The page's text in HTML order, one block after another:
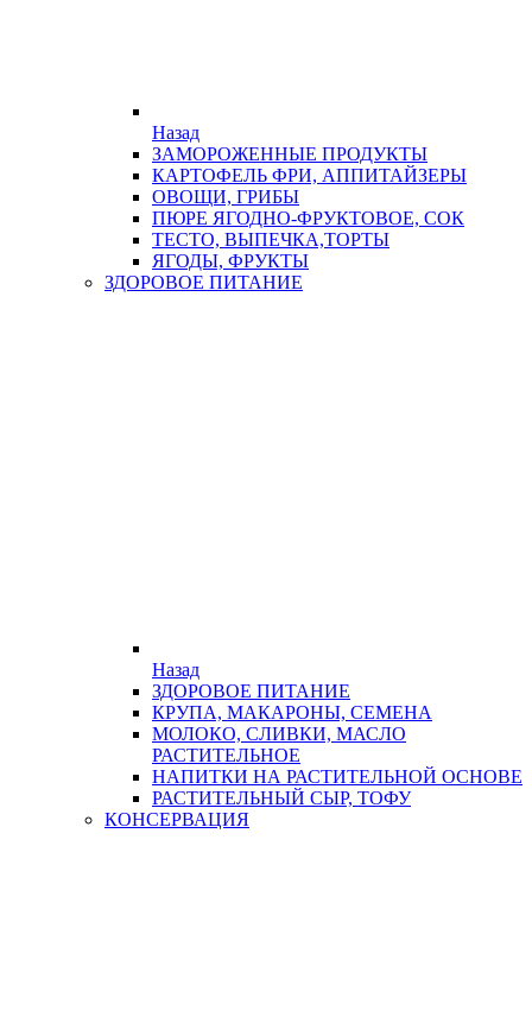
Назад
ЗАМОРОЖЕННЫЕ ПРОДУКТЫ
КАРТОФЕЛЬ ФРИ, АППИТАЙЗЕРЫ
ОВОЩИ, ГРИБЫ
ПЮРЕ ЯГОДНО-ФРУКТОВОЕ, СОК
ТЕСТО, ВЫПЕЧКА,ТОРТЫ
ЯГОДЫ, ФРУКТЫ
ЗДОРОВОЕ ПИТАНИЕ
Назад
ЗДОРОВОЕ ПИТАНИЕ
КРУПА, МАКАРОНЫ, СЕМЕНА
МОЛОКО, СЛИВКИ, МАСЛО
РАСТИТЕЛЬНОЕ
НАПИТКИ НА РАСТИТЕЛЬНОЙ ОСНОВЕ
РАСТИТЕЛЬНЫЙ СЫР, ТОФУ
КОНСЕРВАЦИЯ